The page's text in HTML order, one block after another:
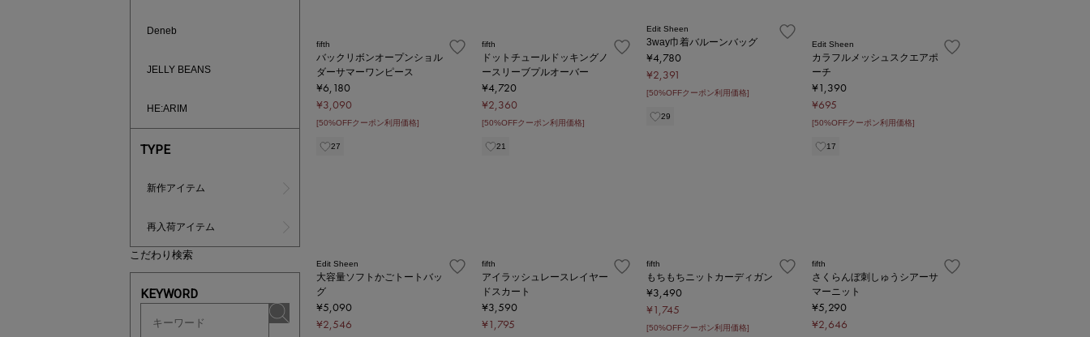
Deneb
JELLY BEANS
HE:ARIM
TYPE
新作アイテム
再入荷アイテム
こだわり検索
KEYWORD
fifth
バックリボンオープンショル
ダーサマーワンピース
¥6,180
¥3,090
[50%OFFクーポン利用価格]
27
fifth
ドットチュールドッキングノ
ースリーブプルオーバー
¥4,720
¥2,360
[50%OFFクーポン利用価格]
21
Edit Sheen
3way巾着バルーンバッグ
¥4,780
¥2,391
[50%OFFクーポン利用価格]
29
Edit Sheen
カラフルメッシュスクエアポ
ーチ
¥1,390
¥695
[50%OFFクーポン利用価格]
17
Edit Sheen
大容量ソフトかごトートバッ
グ
¥5,090
¥2,546
fifth
アイラッシュレースレイヤー
ドスカート
¥3,590
¥1,795
fifth
もちもちニットカーディガン
¥3,490
¥1,745
[50%OFFクーポン利用価格]
fifth
さくらんぼ刺しゅうシアーサ
マーニット
¥5,290
¥2,646